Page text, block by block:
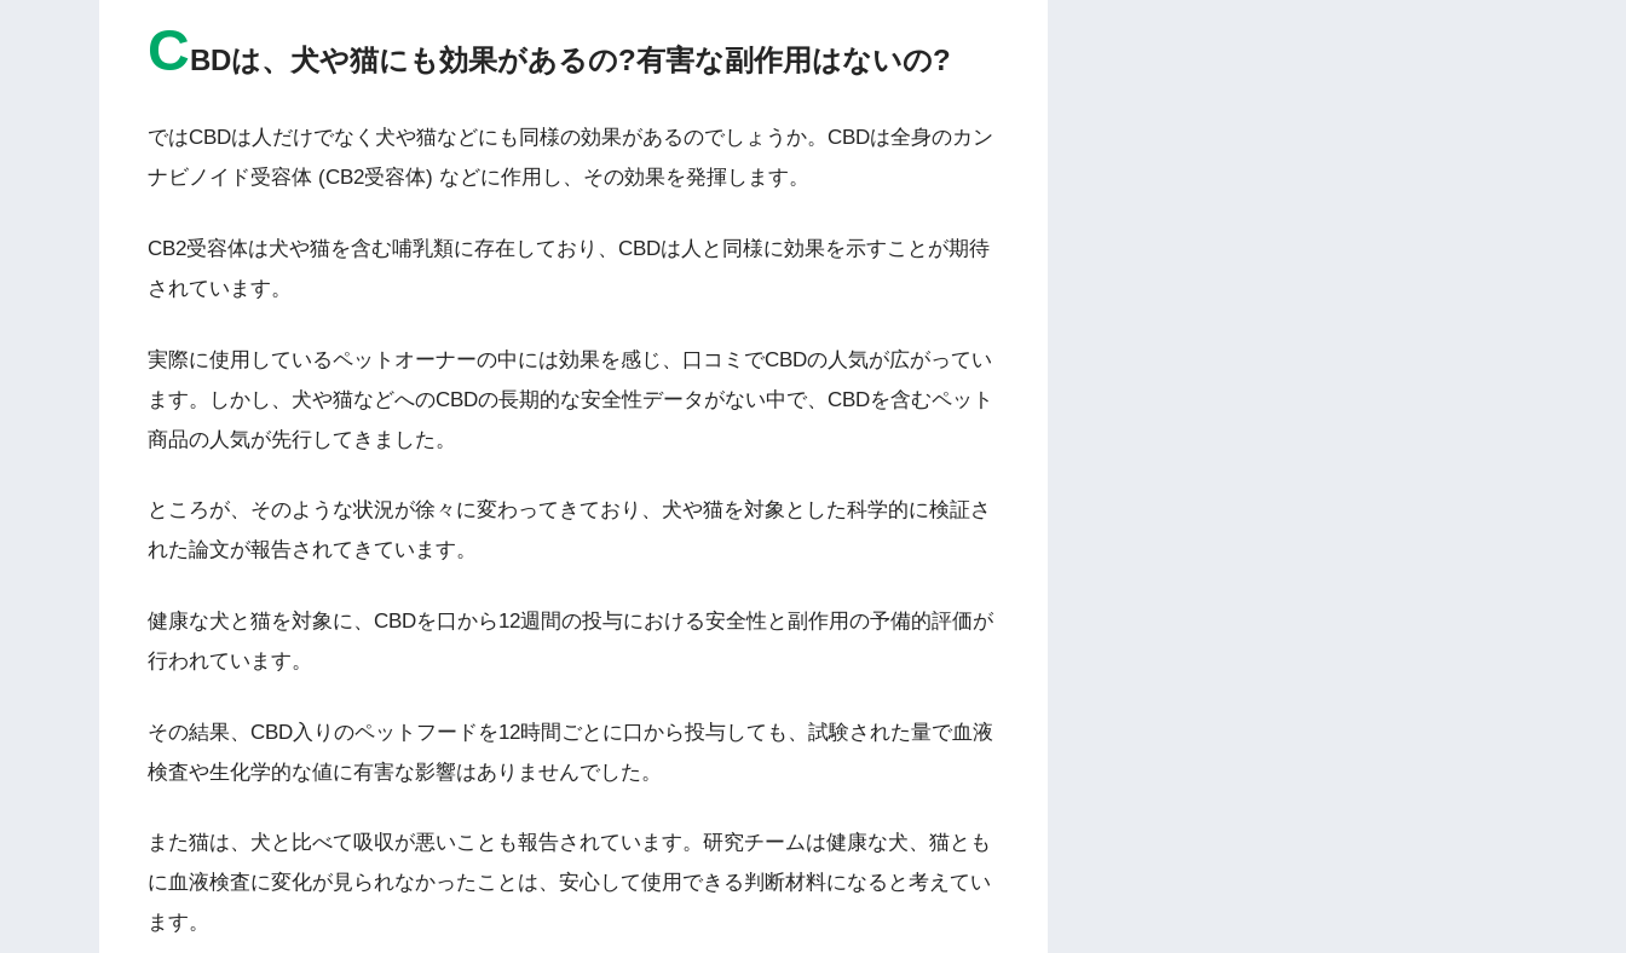
CBDは、犬や猫にも効果があるの?有害な副作用はないの?
ではCBDは人だけでなく犬や猫などにも同様の効果があるのでしょうか。CBDは全身のカン
ナビノイド受容体 (CB2受容体) などに作用し、その効果を発揮します。
CB2受容体は犬や猫を含む哺乳類に存在しており、CBDは人と同様に効果を示すことが期待
されています。
実際に使用しているペットオーナーの中には効果を感じ、口コミでCBDの人気が広がってい
ます。しかし、犬や猫などへのCBDの長期的な安全性データがない中で、CBDを含むペット
商品の人気が先行してきました。
ところが、そのような状況が徐々に変わってきており、犬や猫を対象とした科学的に検証さ
れた論文が報告されてきています。
健康な犬と猫を対象に、CBDを口から12週間の投与における安全性と副作用の予備的評価が
行われています。
その結果、CBD入りのペットフードを12時間ごとに口から投与しても、試験された量で血液
検査や生化学的な値に有害な影響はありませんでした。
また猫は、犬と比べて吸収が悪いことも報告されています。研究チームは健康な犬、猫とも
に血液検査に変化が見られなかったことは、安心して使用できる判断材料になると考えてい
ます。